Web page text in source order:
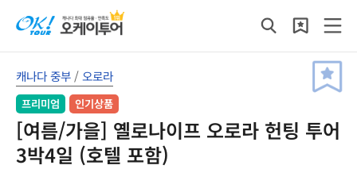
캐나다 중부 /오로라
프리미엄 인기상품
[여름/가을] 옐로나이프 오로라 헌팅 투어
3박4일 (호텔 포함)